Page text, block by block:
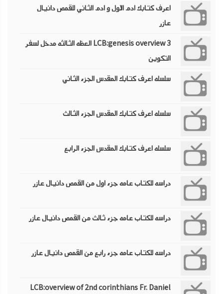
اعرف كتابك ادم الاول و ادم الثاني للقمص دانيال
عازر
LCB:genesis overview 3 العظه الثالثه مدخل لسفر
التكوين
سلسله اعرف كتابك المقدس الجزء الثاني
سلسله اعرف كتابك المقدس الجزء الثالث
سلسله اعرف كتابك المقدس الجزء الرابع
دراسه للكتاب عامه جزء اول من القمص دانيال عازر
دراسه للكتاب عامه جزء ثالث من القمص دانيال عازر
دراسه للكتاب عامه جزء رابع من القمص دانيال عازر
LCB:overview of 2nd corinthians Fr. Daniel